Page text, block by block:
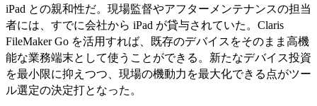
iPad との親和性だ。現場監督やアフターメンテナンスの担当
者には、すでに会社から iPad が貸与されていた。Claris
FileMaker Go を活用すれば、既存のデバイスをそのまま高機
能な業務端末として使うことができる。新たなデバイス投資
を最小限に抑えつつ、現場の機動力を最大化できる点がツー
ル選定の決定打となった。